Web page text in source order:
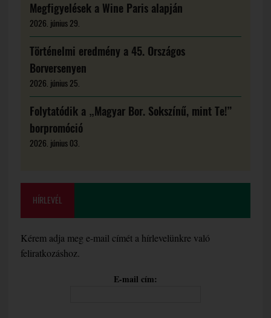
Megfigyelések a Wine Paris alapján
2026. június 29.
Történelmi eredmény a 45. Országos
Borversenyen
2026. június 25.
Folytatódik a „Magyar Bor. Sokszínű, mint Te!”
borpromóció
2026. június 03.
HÍRLEVÉL
Kérem adja meg e-mail címét a hírlevelünkre való
feliratkozáshoz.
E-mail cím: